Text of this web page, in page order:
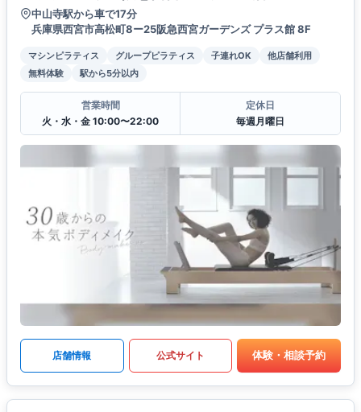
中山寺駅から車で17分
兵庫県西宮市高松町8ー25阪急西宮ガーデンズ プラス館 8F
マシンピラティス グループピラティス 子連れOK
他店舗利用
無料体験
駅から5分以内
営業時間
火・水・金 10:00〜22:00
定休日
毎週月曜日
店舗情報 公式サイト 体験・相談予約